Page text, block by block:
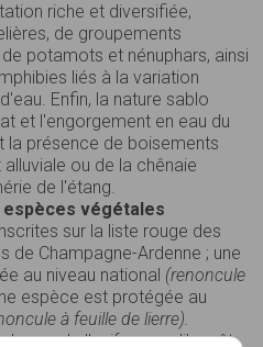
riche et diversifiée,
de groupements
potamots et nénuphars, ainsi
liés à la variation
Enfin, la nature sablo
et l'engorgement en eau du
la présence de boisements
ou de la chênaie
de l'étang.
espèces végétales
sur la liste rouge des
de Champagne-Ardenne ; une
au niveau national (renoncule
espèce est protégée au
à feuille de lierre).
vue de l'avifaune qu'il revêt